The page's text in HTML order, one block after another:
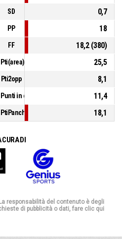
SD
0,7
PP
18
FF
18,2 (380)
Pti(area)
25,5
Pti2opp
8,1
Punti in contropiede
11,4
PtiPanch 18,1
CURA DI
La responsabilità del contenuto è degli
di pubblicità o dati, fare clic qui